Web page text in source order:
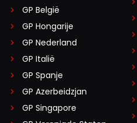
GP België
GP Hongarije
GP Nederland
GP Italië
GP Spanje
GP Azerbeidzjan
GP Singapore